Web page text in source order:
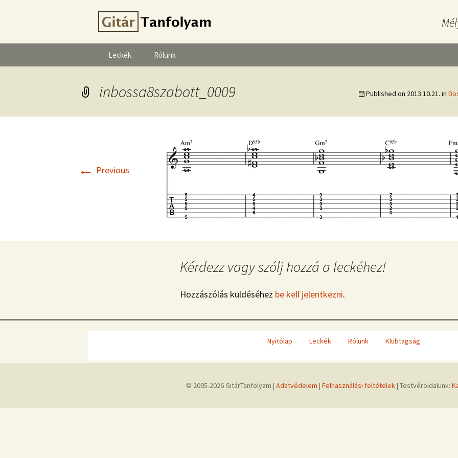
Leckék Rólunk
inbossa8szabott_0009 Published on 2013.10.21. in
← Previous
Kérdezz vagy szólj hozzá a leckéhez!
Hozzászólás küldéséhez be kell jelentkezni.
Nyitólap Leckék Rólunk Klubtagság
© 2005-2026 GitárTanfolyam | Adatvédelem | Felhasználási feltételek| Testvéroldalunk: